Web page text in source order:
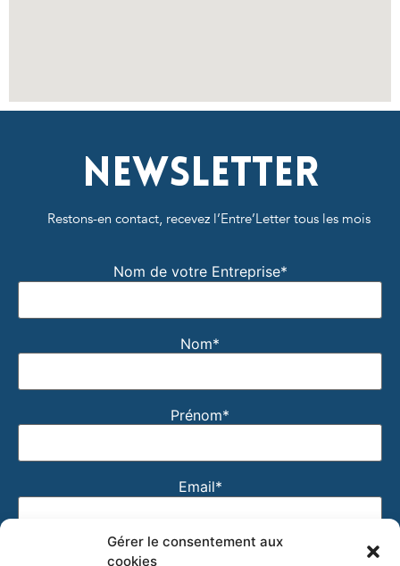
Gérer le consentement aux
cookies
Newsletter
Restons-en contact, recevez l’Entre’Letter tous les mois
Nom de votre Entreprise*
Nom*
Prénom*
Email*
J'accepte que mon email soit utilisé pour recevoir